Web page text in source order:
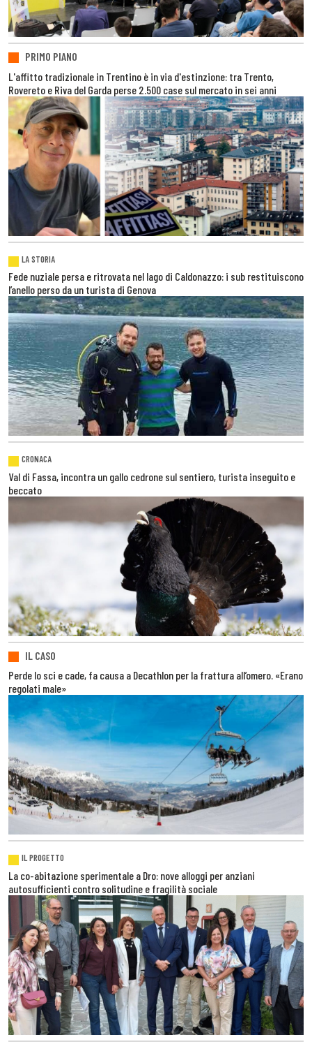
PRIMO PIANO
L'affitto tradizionale in Trentino è in via d'estinzione: tra Trento,
Rovereto e Riva del Garda perse 2.500 case sul mercato in sei anni
LA STORIA
Fede nuziale persa e ritrovata nel lago di Caldonazzo: i sub restituiscono
l’anello perso da un turista di Genova
CRONACA
Val di Fassa, incontra un gallo cedrone sul sentiero, turista inseguito e
beccato
IL CASO
Perde lo sci e cade, fa causa a Decathlon per la frattura all’omero. «Erano
regolati male»
IL PROGETTO
La co-abitazione sperimentale a Dro: nove alloggi per anziani
autosufficienti contro solitudine e fragilità sociale